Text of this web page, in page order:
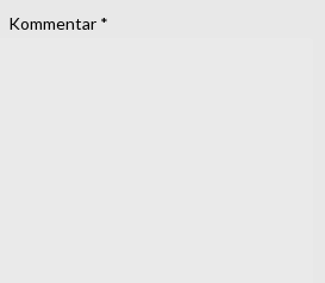
Kommentar *